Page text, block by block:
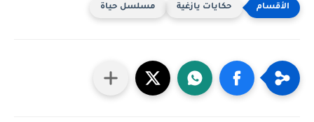
حكايات يازغية مسلسل حياة